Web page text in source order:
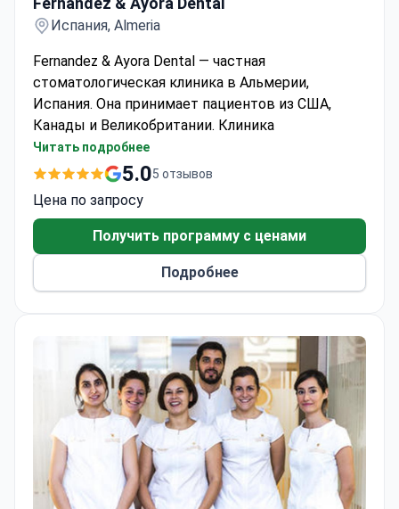
Испания, Almeria
Fernandez & Ayora Dental — частная
стоматологическая клиника в Альмерии,
Испания. Она принимает пациентов из США,
Канады и Великобритании. Клиника
специализируется на стоматологии, включая
имплантацию All-on-4, брекеты и синус-лифтинг.
эндодонтии, ортодонтии и анестезиологии.
Цены в 3–4 раза ниже, чем в клиниках США.
Персонал говорит на английском,
французском, итальянском и испанском
языках.
трансфер из аэропорта и бронирование
отелей.
Ведущие врачи выступали на международных
конгрессах и публиковались в научных
журналах.
Стоимость процедур, таких как синус-
лифтинг, начинается от $668, а имплантатов
All-on-4 — от $8 130.
Читать подробнее
5.05 отзывов
Цена по запросу
Получить программу с ценами
Подробнее